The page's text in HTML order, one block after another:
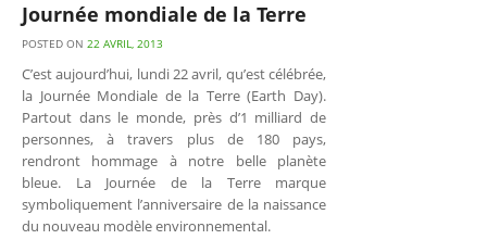
Journée mondiale de la Terre
POSTED ON 22 AVRIL, 2013
C’est aujourd’hui, lundi 22 avril, qu’est célébrée,
la Journée Mondiale de la Terre (Earth Day).
Partout dans le monde, près d’1 milliard de
personnes, à travers plus de 180 pays,
rendront hommage à notre belle planète
bleue. La Journée de la Terre marque
symboliquement l’anniversaire de la naissance
du nouveau modèle environnemental.